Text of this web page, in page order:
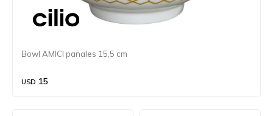
Bowl AMICI panales 15,5 cm
USD 15